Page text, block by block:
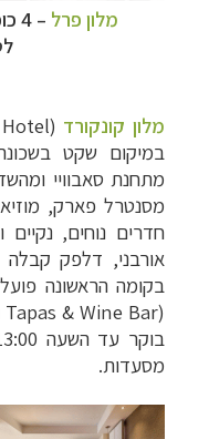
מלון פרל
–
מלון קונקורד (
במיקום שקט
מסנטרל פארק,
חדרים נוחים,
בקומה הראשונה
(
& Wine Bar
מסעדות.